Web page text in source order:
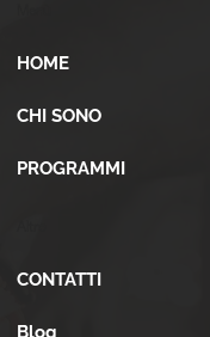
HOME
CHI SONO
PROGRAMMI
CONTATTI
Blog